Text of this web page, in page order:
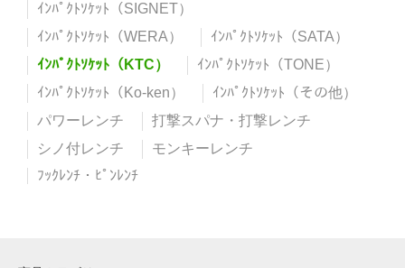
ｲﾝﾊﾟｸﾄｿｹｯﾄ（SIGNET）
ｲﾝﾊﾟｸﾄｿｹｯﾄ（WERA）
ｲﾝﾊﾟｸﾄｿｹｯﾄ（SATA）
ｲﾝﾊﾟｸﾄｿｹｯﾄ（KTC）
ｲﾝﾊﾟｸﾄｿｹｯﾄ（TONE）
ｲﾝﾊﾟｸﾄｿｹｯﾄ（Ko-ken）
ｲﾝﾊﾟｸﾄｿｹｯﾄ（その他）
パワーレンチ
打撃スパナ・打撃レンチ
シノ付レンチ
モンキーレンチ
ﾌｯｸﾚﾝﾁ・ﾋﾟﾝﾚﾝﾁ